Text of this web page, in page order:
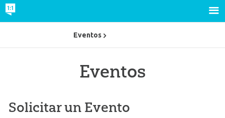
Eventos
Solicitar un Evento
Eventos